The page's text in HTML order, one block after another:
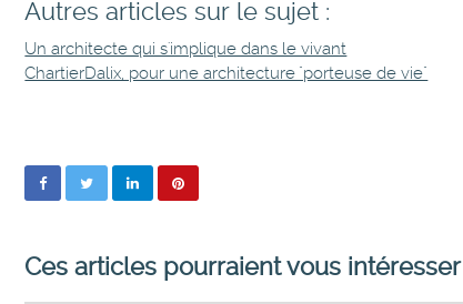
Autres articles sur le sujet :
Un architecte qui s'implique dans le vivant
ChartierDalix, pour une architecture "porteuse de vie"
Ces articles pourraient vous intéresser